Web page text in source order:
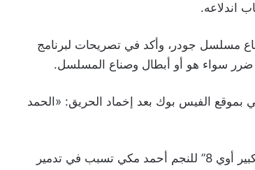
اندلاعه.
مسلسل جودر، وأكد في تصريحات لبرنامج
بموقع الفيس بوك بعد إخماد الحريق: «الحمد
يذكر أن حريقا كبيرا نشب في موقع تصوير مسلسل “الكبير أوي 8” للنجم أحمد مكي تسبب في تدمير